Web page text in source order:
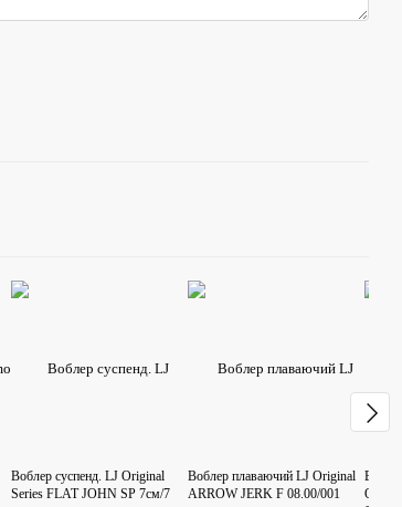
Воблер суспенд. LJ Original
Series FLAT JOHN SP 7см/7
Воблер плаваючий LJ Original
ARROW JERK F 08.00/001